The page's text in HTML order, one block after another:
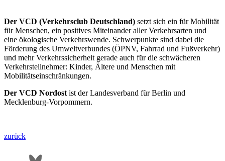
Der VCD (Verkehrsclub Deutschland) setzt sich ein für Mobilität
für Menschen, ein positives Miteinander aller Verkehrsarten und
eine ökologische Verkehrswende. Schwerpunkte sind dabei die
Förderung des Umweltverbundes (ÖPNV, Fahrrad und Fußverkehr)
und mehr Verkehrssicherheit gerade auch für die schwächeren
Verkehrsteilnehmer: Kinder, Ältere und Menschen mit
Mobilitätseinschränkungen.
Der VCD Nordost ist der Landesverband für Berlin und
Mecklenburg-Vorpommern.
zurück